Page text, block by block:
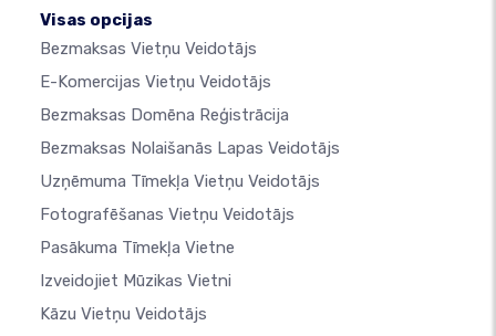
Visas opcijas
Bezmaksas Vietņu Veidotājs
E-Komercijas Vietņu Veidotājs
Bezmaksas Domēna Reģistrācija
Bezmaksas Nolaišanās Lapas Veidotājs
Uzņēmuma Tīmekļa Vietņu Veidotājs
Fotografēšanas Vietņu Veidotājs
Pasākuma Tīmekļa Vietne
Izveidojiet Mūzikas Vietni
Kāzu Vietņu Veidotājs